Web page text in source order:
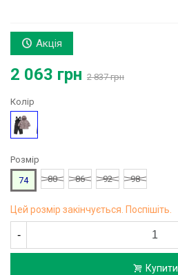
Акція
2 063 грн 2 837 грн
Колір
Малюнок
Розмір
74
80 86 92 98
Цей розмір закінчується. Поспішіть.
-
Купити